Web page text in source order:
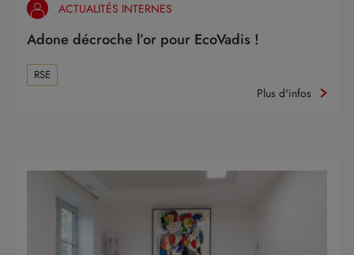
ACTUALITÉS INTERNES
Adone décroche l’or pour EcoVadis !
RSE
Plus d'infos